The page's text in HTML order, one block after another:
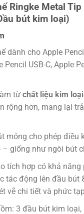
Ringke Metal Tip
bút kim loại)
dành cho Apple
Pencil USB-C, Apple
từ chất liệu kim loại
rộng hơn, mang lại
mỏng cho phép điều
– giống như ngòi bút
tích hợp có khả năng
tác động lên đầu bút
vẽ chi tiết và phức
3 đầu bút kim